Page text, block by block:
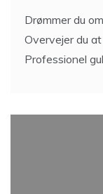
Drømmer du
Overvejer du
Professionel